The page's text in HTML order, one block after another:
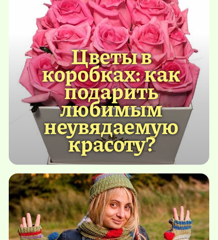
Цветы в
коробках: как
подарить
любимым
неувядаемую
красоту?